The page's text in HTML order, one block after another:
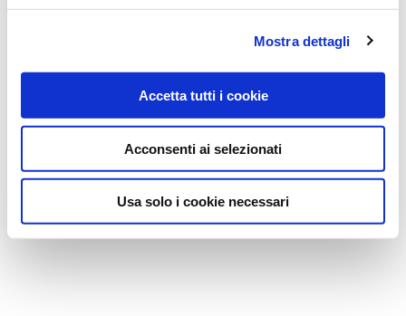
Mostra dettagli
Accetta tutti i cookie
Acconsenti ai selezionati
Usa solo i cookie necessari